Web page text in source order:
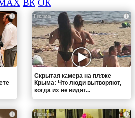
ВК ОК
i i
Скрытая камера на пляже
Крыма: Что люди вытворяют,
когда их не видят...
i i